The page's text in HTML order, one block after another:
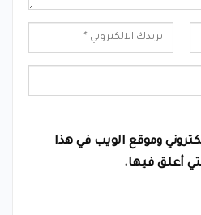
وموقع الويب في هذا
أعلق فيها.